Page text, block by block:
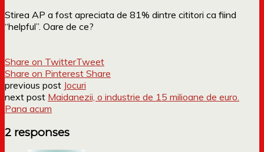
Stirea AP a fost apreciata de 81% dintre cititori ca fiind
“helpful”. Oare de ce?
Share on TwitterTweet
Share on Pinterest Share
previous post Jocuri
next post Maidanezii, o industrie de 15 milioane de euro.
Pana acum
2 responses